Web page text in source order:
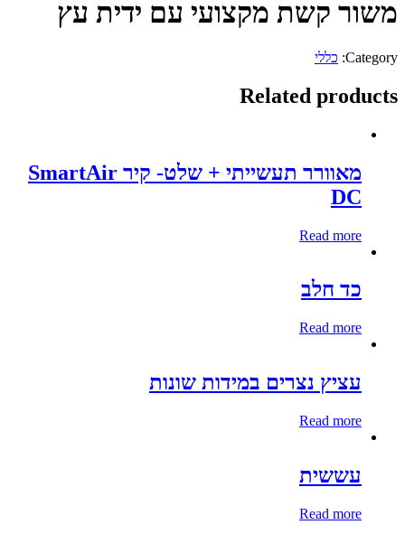
משור קשת מקצועי עם ידית עץ
Category: כללי
Related products
מאוורר תעשייתי + שלט- קיר SmartAir
DC
Read more
כד חלב
Read more
עציץ נצרים במידות שונות
Read more
עששית
Read more